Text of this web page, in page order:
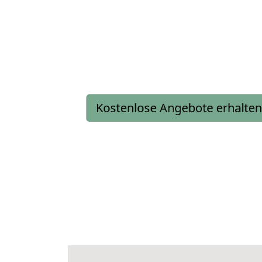
Kostenlose Angebote erhalten